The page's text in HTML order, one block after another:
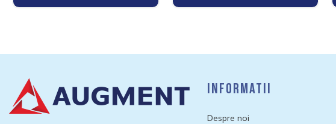
Informatii
Despre noi